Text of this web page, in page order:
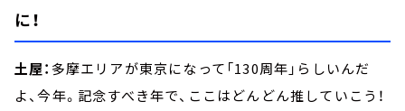
に！
土屋： 多摩エリアが東京になって「130周年」らしいんだ
よ、今年。記念すべき年で、ここはどんどん推していこう！